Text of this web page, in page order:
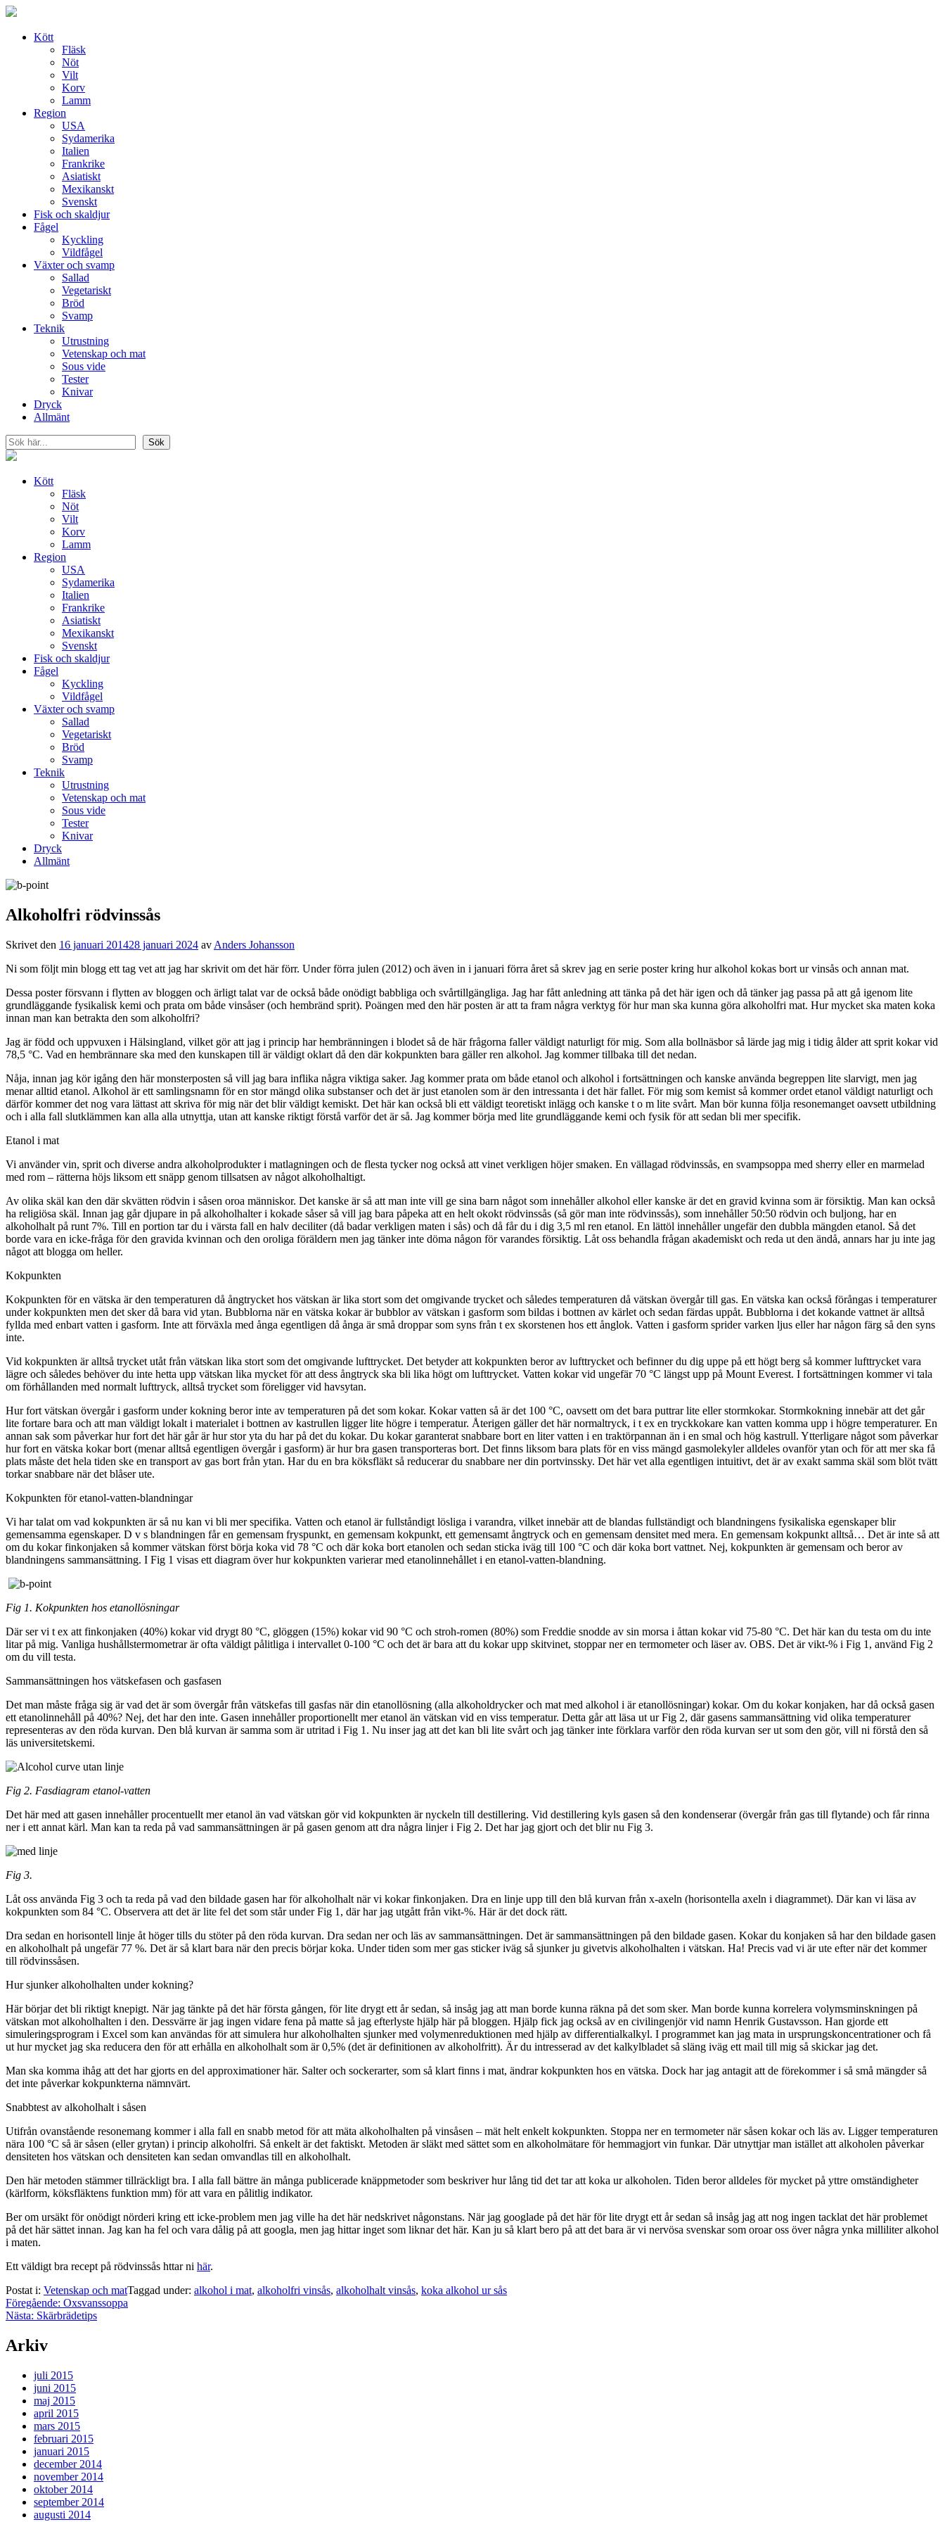
Skip
contentKött
Fläsk
Nöt
Vilt
Korv
Lamm
Region
USA
Sydamerika
Italien
Frankrike
Asiatiskt
Mexikanskt
Svenskt
Fisk och skaldjur
Fågel
Kyckling
Vildfågel
Växter och svamp
Sallad
Vegetariskt
Bröd
Svamp
Teknik
Utrustning
Vetenskap och mat
Sous vide
Tester
Knivar
Dryck
Allmänt
Sök
Sök
Kött
Fläsk
Nöt
Vilt
Korv
Lamm
Region
USA
Sydamerika
Italien
Frankrike
Asiatiskt
Mexikanskt
Svenskt
Fisk och skaldjur
Fågel
Kyckling
Vildfågel
Växter och svamp
Sallad
Vegetariskt
Bröd
Svamp
Teknik
Utrustning
Vetenskap och mat
Sous vide
Tester
Knivar
Dryck
Allmänt
Alkoholfri rödvinssås
Skrivet den 16 januari 201428 januari 2024 av Anders Johansson
Ni som följt min blogg ett tag vet att jag har skrivit om det här förr. Under förra julen (2012) och även in i januari förra året så skrev jag en serie poster kring hur alkohol kokas bort ur vinsås och annan mat.
Dessa poster försvann i flytten av bloggen och ärligt talat var de också både onödigt babbliga och svårtillgängliga. Jag har fått anledning att tänka på det här igen och då tänker jag passa på att gå igenom lite
grundläggande fysikalisk kemi och prata om både vinsåser (och hembränd sprit). Poängen med den här posten är att ta fram några verktyg för hur man ska kunna göra alkoholfri mat. Hur mycket ska maten koka
innan man kan betrakta den som alkoholfri?
Jag är född och uppvuxen i Hälsingland, vilket gör att jag i princip har hembränningen i blodet så de här frågorna faller väldigt naturligt för mig. Som alla bollnäsbor så lärde jag mig i tidig ålder att sprit kokar vid
78,5 °C. Vad en hembrännare ska med den kunskapen till är väldigt oklart då den där kokpunkten bara gäller ren alkohol. Jag kommer tillbaka till det nedan.
Nåja, innan jag kör igång den här monsterposten så vill jag bara inflika några viktiga saker. Jag kommer prata om både etanol och alkohol i fortsättningen och kanske använda begreppen lite slarvigt, men jag
menar alltid etanol. Alkohol är ett samlingsnamn för en stor mängd olika substanser och det är just etanolen som är den intressanta i det här fallet. För mig som kemist så kommer ordet etanol väldigt naturligt och
därför kommer det nog vara lättast att skriva för mig när det blir väldigt kemiskt. Det här kan också bli ett väldigt teoretiskt inlägg och kanske t o m lite svårt. Man bör kunna följa resonemanget oavsett utbildning
och i alla fall slutklämmen kan alla alla utnyttja, utan att kanske riktigt förstå varför det är så. Jag kommer börja med lite grundläggande kemi och fysik för att sedan bli mer specifik.
Etanol i mat
Vi använder vin, sprit och diverse andra alkoholprodukter i matlagningen och de flesta tycker nog också att vinet verkligen höjer smaken. En vällagad rödvinssås, en svampsoppa med sherry eller en marmelad
med rom – rätterna höjs liksom ett snäpp genom tillsatsen av något alkoholhaltigt.
Av olika skäl kan den där skvätten rödvin i såsen oroa människor. Det kanske är så att man inte vill ge sina barn något som innehåller alkohol eller kanske är det en gravid kvinna som är försiktig. Man kan också
ha religiösa skäl. Innan jag går djupare in på alkoholhalter i kokade såser så vill jag bara påpeka att en helt okokt rödvinssås (så gör man inte rödvinssås), som innehåller 50:50 rödvin och buljong, har en
alkoholhalt på runt 7%. Till en portion tar du i värsta fall en halv deciliter (då badar verkligen maten i sås) och då får du i dig 3,5 ml ren etanol. En lättöl innehåller ungefär den dubbla mängden etanol. Så det
borde vara en icke-fråga för den gravida kvinnan och den oroliga föräldern men jag tänker inte döma någon för varandes försiktig. Låt oss behandla frågan akademiskt och reda ut den ändå, annars har ju inte jag
något att blogga om heller.
Kokpunkten
Kokpunkten för en vätska är den temperaturen då ångtrycket hos vätskan är lika stort som det omgivande trycket och således temperaturen då vätskan övergår till gas. En vätska kan också förångas i temperaturer
under kokpunkten men det sker då bara vid ytan. Bubblorna när en vätska kokar är bubblor av vätskan i gasform som bildas i bottnen av kärlet och sedan färdas uppåt. Bubblorna i det kokande vattnet är alltså
fyllda med enbart vatten i gasform. Inte att förväxla med ånga egentligen då ånga är små droppar som syns från t ex skorstenen hos ett ånglok. Vatten i gasform sprider varken ljus eller har någon färg så den syns
inte.
Vid kokpunkten är alltså trycket utåt från vätskan lika stort som det omgivande lufttrycket. Det betyder att kokpunkten beror av lufttrycket och befinner du dig uppe på ett högt berg så kommer lufttrycket vara
lägre och således behöver du inte hetta upp vätskan lika mycket för att dess ångtryck ska bli lika högt om lufttrycket. Vatten kokar vid ungefär 70 °C längst upp på Mount Everest. I fortsättningen kommer vi tala
om förhållanden med normalt lufttryck, alltså trycket som föreligger vid havsytan.
Hur fort vätskan övergår i gasform under kokning beror inte av temperaturen på det som kokar. Kokar vatten så är det 100 °C, oavsett om det bara puttrar lite eller stormkokar. Stormkokning innebär att det går
lite fortare bara och att man väldigt lokalt i materialet i bottnen av kastrullen ligger lite högre i temperatur. Återigen gäller det här normaltryck, i t ex en tryckkokare kan vatten komma upp i högre temperaturer. En
annan sak som påverkar hur fort det här går är hur stor yta du har på det du kokar. Du kokar garanterat snabbare bort en liter vatten i en traktörpannan än i en smal och hög kastrull. Ytterligare något som påverkar
hur fort en vätska kokar bort (menar alltså egentligen övergår i gasform) är hur bra gasen transporteras bort. Det finns liksom bara plats för en viss mängd gasmolekyler alldeles ovanför ytan och för att mer ska få
plats måste det hela tiden ske en transport av gas bort från ytan. Har du en bra köksfläkt så reducerar du snabbare ner din portvinssky. Det här vet alla egentligen intuitivt, det är av exakt samma skäl som blöt tvätt
torkar snabbare när det blåser ute.
Kokpunkten för etanol-vatten-blandningar
Vi har talat om vad kokpunkten är så nu kan vi bli mer specifika. Vatten och etanol är fullståndigt lösliga i varandra, vilket innebär att de blandas fullständigt och blandningens fysikaliska egenskaper blir
gemensamma egenskaper. D v s blandningen får en gemensam fryspunkt, en gemensam kokpunkt, ett gemensamt ångtryck och en gemensam densitet med mera. En gemensam kokpunkt alltså… Det är inte så att
om du kokar finkonjaken så kommer vätskan först börja koka vid 78 °C och där koka bort etanolen och sedan sticka iväg till 100 °C och där koka bort vattnet. Nej, kokpunkten är gemensam och beror av
blandningens sammansättning. I Fig 1 visas ett diagram över hur kokpunkten varierar med etanolinnehållet i en etanol-vatten-blandning.
Fig 1. Kokpunkten hos etanollösningar
Där ser vi t ex att finkonjaken (40%) kokar vid drygt 80 °C, glöggen (15%) kokar vid 90 °C och stroh-romen (80%) som Freddie snodde av sin morsa i åttan kokar vid 75-80 °C. Det här kan du testa om du inte
litar på mig. Vanliga hushållstermometrar är ofta väldigt pålitliga i intervallet 0-100 °C och det är bara att du kokar upp skitvinet, stoppar ner en termometer och läser av. OBS. Det är vikt-% i Fig 1, använd Fig 2
om du vill testa.
Sammansättningen hos vätskefasen och gasfasen
Det man måste fråga sig är vad det är som övergår från vätskefas till gasfas när din etanollösning (alla alkoholdrycker och mat med alkohol i är etanollösningar) kokar. Om du kokar konjaken, har då också gasen
ett etanolinnehåll på 40%? Nej, det har den inte. Gasen innehåller proportionellt mer etanol än vätskan vid en viss temperatur. Detta går att läsa ut ur Fig 2, där gasens sammansättning vid olika temperaturer
representeras av den röda kurvan. Den blå kurvan är samma som är utritad i Fig 1. Nu inser jag att det kan bli lite svårt och jag tänker inte förklara varför den röda kurvan ser ut som den gör, vill ni förstå den så
läs universitetskemi.
Fig 2. Fasdiagram etanol-vatten
Det här med att gasen innehåller procentuellt mer etanol än vad vätskan gör vid kokpunkten är nyckeln till destillering. Vid destillering kyls gasen så den kondenserar (övergår från gas till flytande) och får rinna
ner i ett annat kärl. Man kan ta reda på vad sammansättningen är på gasen genom att dra några linjer i Fig 2. Det har jag gjort och det blir nu Fig 3.
Fig 3.
Låt oss använda Fig 3 och ta reda på vad den bildade gasen har för alkoholhalt när vi kokar finkonjaken. Dra en linje upp till den blå kurvan från x-axeln (horisontella axeln i diagrammet). Där kan vi läsa av
kokpunkten som 84 °C. Observera att det är lite fel det som står under Fig 1, där har jag utgått från vikt-%. Här är det dock rätt.
Dra sedan en horisontell linje åt höger tills du stöter på den röda kurvan. Dra sedan ner och läs av sammansättningen. Det är sammansättningen på den bildade gasen. Kokar du konjaken så har den bildade gasen
en alkoholhalt på ungefär 77 %. Det är så klart bara när den precis börjar koka. Under tiden som mer gas sticker iväg så sjunker ju givetvis alkoholhalten i vätskan. Ha! Precis vad vi är ute efter när det kommer
till rödvinssåsen.
Hur sjunker alkoholhalten under kokning?
Här börjar det bli riktigt knepigt. När jag tänkte på det här första gången, för lite drygt ett år sedan, så insåg jag att man borde kunna räkna på det som sker. Man borde kunna korrelera volymsminskningen på
vätskan mot alkoholhalten i den. Dessvärre är jag ingen vidare fena på matte så jag efterlyste hjälp här på bloggen. Hjälp fick jag också av en civilingenjör vid namn Henrik Gustavsson. Han gjorde ett
simuleringsprogram i Excel som kan användas för att simulera hur alkoholhalten sjunker med volymenreduktionen med hjälp av differentialkalkyl. I programmet kan jag mata in ursprungskoncentrationer och få
ut hur mycket jag ska reducera den för att erhålla en alkoholhalt som är 0,5% (det är definitionen av alkoholfritt). Är du intresserad av det kalkylbladet så släng iväg ett mail till mig så skickar jag det.
Man ska komma ihåg att det har gjorts en del approximationer här. Salter och sockerarter, som så klart finns i mat, ändrar kokpunkten hos en vätska. Dock har jag antagit att de förekommer i så små mängder så
det inte påverkar kokpunkterna nämnvärt.
Snabbtest av alkoholhalt i såsen
Utifrån ovanstående resonemang kommer i alla fall en snabb metod för att mäta alkoholhalten på vinsåsen – mät helt enkelt kokpunkten. Stoppa ner en termometer när såsen kokar och läs av. Ligger temperaturen
nära 100 °C så är såsen (eller grytan) i princip alkoholfri. Så enkelt är det faktiskt. Metoden är släkt med sättet som en alkoholmätare för hemmagjort vin funkar. Där utnyttjar man istället att alkoholen påverkar
densiteten hos vätskan och densiteten kan sedan omvandlas till en alkoholhalt.
Den här metoden stämmer tillräckligt bra. I alla fall bättre än många publicerade knäppmetoder som beskriver hur lång tid det tar att koka ur alkoholen. Tiden beror alldeles för mycket på yttre omständigheter
(kärlform, köksfläktens funktion mm) för att vara en pålitlig indikator.
Ber om ursäkt för onödigt nörderi kring ett icke-problem men jag ville ha det här nedskrivet någonstans. När jag googlade på det här för lite drygt ett år sedan så insåg jag att nog ingen tacklat det här problemet
på det här sättet innan. Jag kan ha fel och vara dålig på att googla, men jag hittar inget som liknar det här. Kan ju så klart bero på att det bara är vi nervösa svenskar som oroar oss över några ynka milliliter alkohol
i maten.
Ett väldigt bra recept på rödvinssås httar ni här.
Postat i: Vetenskap och matTaggad under: alkohol i mat, alkoholfri vinsås, alkoholhalt vinsås, koka alkohol ur sås
Inläggsnavigering
Föregående: Oxsvanssoppa
Nästa: Skärbrädetips
Arkiv
juli 2015
juni 2015
maj 2015
april 2015
mars 2015
februari 2015
januari 2015
december 2014
november 2014
oktober 2014
september 2014
augusti 2014